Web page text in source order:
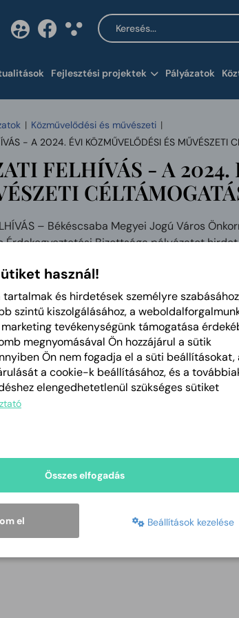
Tartalom
Keresés a tartalomban
Fejlesztési projektek Pályázatok
Közművelődési és művészeti
- A 2024. ÉVI KÖZMŰVELŐDÉSI ÉS MŰVÉSZETI
FELHÍVÁS - A
– Békéscsaba Megyei Jogú Város
Érdekegyeztetési Bizottsága pályázatot hirdet
FELHÍVÁS
19 PDF
ŰRLAP közművelődési pályázat
19 DOCX
használ!
tartalmak és hirdetések személyre
szintű kiszolgálásához, a
tevékenységünk támogatása
megnyomásával Ön hozzájárul a sütik
Ön nem fogadja el a süti beállításokat,
a cookie-k beállításához, és a
elengedhetetlenül szükséges sütiket
Összes elfogadás
el Beállítások kezelése